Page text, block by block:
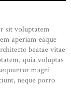
sit voluptatem
aperiam eaque
beatae vitae
quia voluptas
magni
neque porro